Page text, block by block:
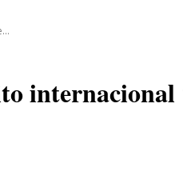
internacional